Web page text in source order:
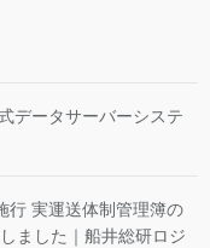
データサーバーシステ
行 実運送体制管理簿の
ました｜船井総研ロジ